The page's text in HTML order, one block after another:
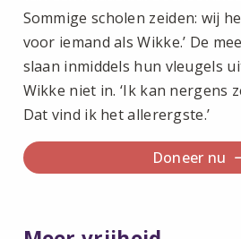
Sommige scholen zeiden: wij
voor iemand als Wikke.’ De
slaan inmiddels hun vleugels
Wikke niet in. ‘Ik kan nergens
Dat vind ik het allerergste.’
Doneer nu